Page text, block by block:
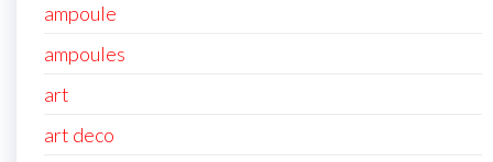
ampoule
ampoules
art
art deco